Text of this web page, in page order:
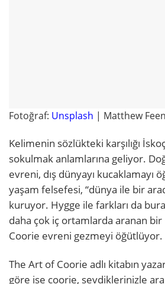
Fotoğraf: Unsplash | Matthew
Kelimenin sözlükteki karşılığı
sokulmak anlamlarına geliyor.
evreni, dış dünyayı kucaklamayı
yaşam felsefesi, “dünya ile bir
kuruyor. Hygge ile farkları da
daha çok iç ortamlarda aranan bir
Coorie evreni gezmeyi öğütlüyor.
The Art of Coorie adlı kitabın
göre ise coorie, sevdiklerinizle